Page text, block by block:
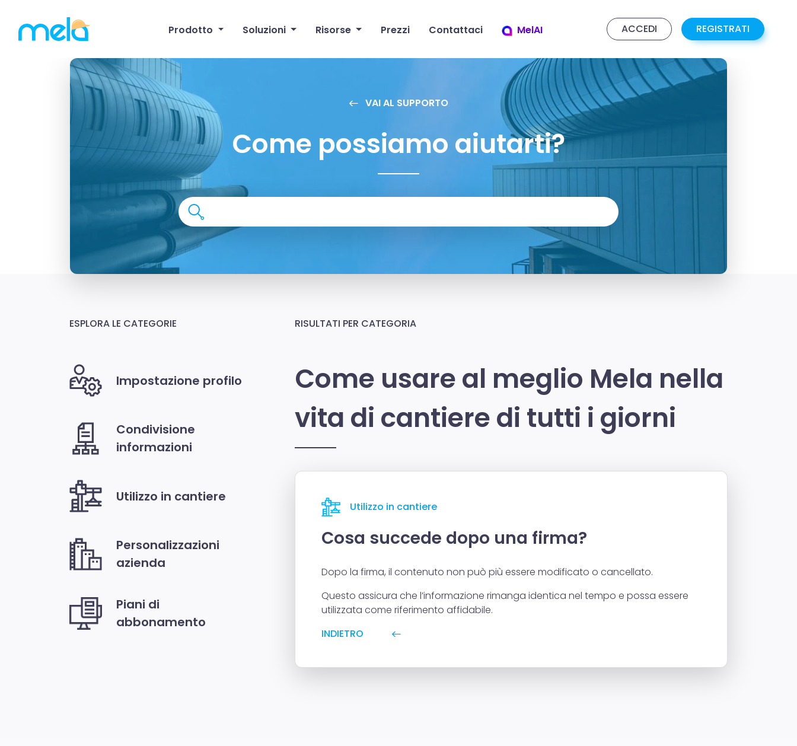
Prodotto Soluzioni Risorse Prezzi Contattaci MelAI ACCEDI REGISTRATI
VAI AL SUPPORTO
Come possiamo aiutarti?
ESPLORA LE CATEGORIE
Impostazione profilo
Condivisione
informazioni
Utilizzo in cantiere
Personalizzazioni
azienda
Piani di
abbonamento
RISULTATI PER CATEGORIA
Come usare al meglio Mela nella
vita di cantiere di tutti i giorni
Utilizzo in cantiere
Cosa succede dopo una firma?
Dopo la firma, il contenuto non può più essere modificato o cancellato.
Questo assicura che l’informazione rimanga identica nel tempo e possa essere
utilizzata come riferimento affidabile.
INDIETRO